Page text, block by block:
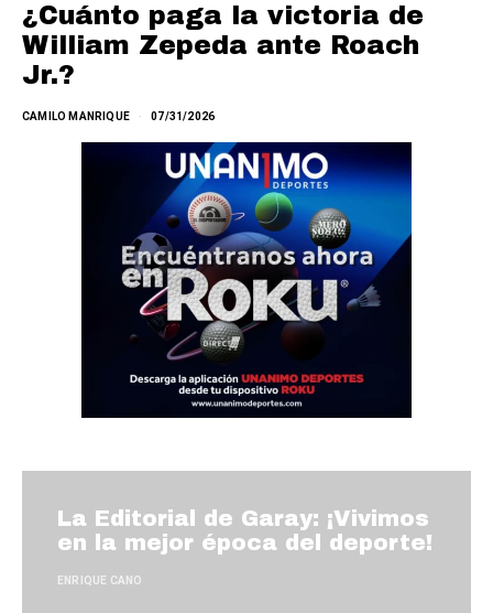
¿Cuánto paga la victoria de
William Zepeda ante Roach
Jr.?
CAMILO MANRIQUE 07/31/2026
La Editorial de Garay: ¡Vivimos
en la mejor época del deporte!
ENRIQUE CANO